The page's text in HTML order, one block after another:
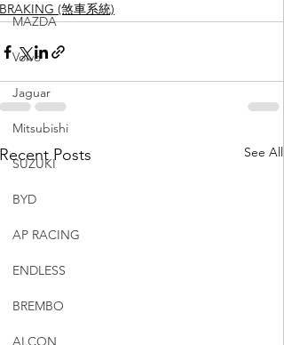
MAZDA
Volvo
Jaguar
Mitsubishi
SUZUKI
BYD
AP RACING
ENDLESS
BREMBO
ALCON
BRAKING (煞車系統)
Recent Posts See All